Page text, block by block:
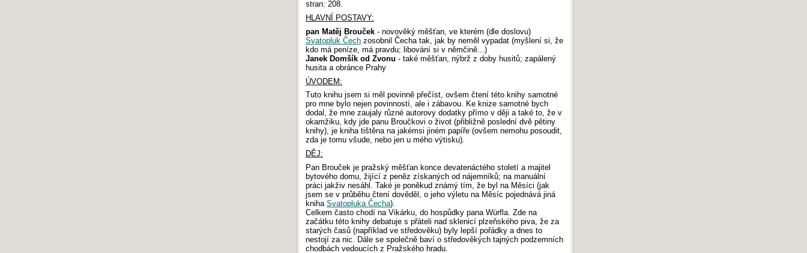
stran: 208.
HLAVNÍ POSTAVY:
pan Matěj Brouček - novověký měšťan, ve kterém (dle doslovu)
Svatopluk Čech zosobnil Čecha tak, jak by neměl vypadat (myšlení si, že
kdo má peníze, má pravdu; libování si v němčině...)
Janek Domšík od Zvonu - také měšťan, nýbrž z doby husitů; zapálený
husita a obránce Prahy
ÚVODEM:
Tuto knihu jsem si měl povinně přečíst, ovšem čtení této knihy samotné
pro mne bylo nejen povinností, ale i zábavou. Ke knize samotné bych
dodal, že mne zaujaly různé autorovy dodatky přímo v ději a také to, že v
okamžiku, kdy jde panu Broučkovi o život (přibližně poslední dvě pětiny
knihy), je kniha tištěna na jakémsi jiném papíře (ovšem nemohu posoudit,
zda je tomu všude, nebo jen u mého výtisku).
DĚJ:
Pan Brouček je pražský měšťan konce devatenáctého století a majitel
bytového domu, žijící z peněz získaných od nájemníků; na manuální
práci jakživ nesáhl. Také je poněkud známý tím, že byl na Měsíci (jak
jsem se v průběhu čtení dověděl, o jeho výletu na Měsíc pojednává jiná
kniha Svatopluka Čecha).
Celkem často chodí na Vikárku, do hospůdky pana Würfla. Zde na
začátku této knihy debatuje s přáteli nad sklenicí plzeňského piva, že za
starých časů (například ve středověku) byly lepší pořádky a dnes to
nestojí za nic. Dále se společně baví o středověkých tajných podzemních
chodbách vedoucích z Pražského hradu.